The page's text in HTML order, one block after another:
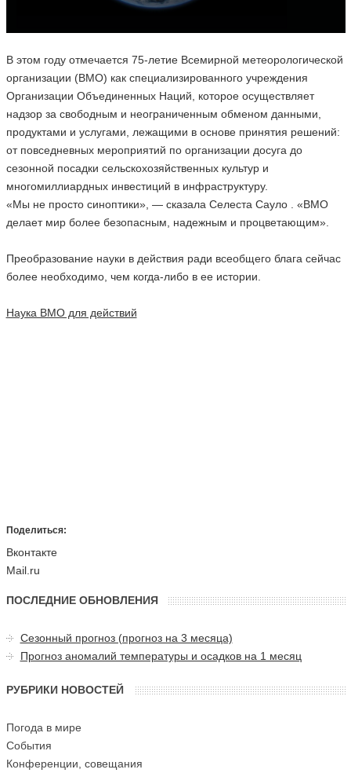
В этом году отмечается 75-летие Всемирной метеорологической
организации (ВМО) как специализированного учреждения
Организации Объединенных Наций, которое осуществляет
надзор за свободным и неограниченным обменом данными,
продуктами и услугами, лежащими в основе принятия решений:
от повседневных мероприятий по организации досуга до
сезонной посадки сельскохозяйственных культур и
многомиллиардных инвестиций в инфраструктуру.
«Мы не просто синоптики», — сказала Селеста Сауло . «ВМО
делает мир более безопасным, надежным и процветающим».
Преобразование науки в действия ради всеобщего блага сейчас
более необходимо, чем когда-либо в ее истории.
Наука ВМО для действий
Поделиться:
Вконтакте
Mail.ru
ПОСЛЕДНИЕ ОБНОВЛЕНИЯ
Сезонный прогноз (прогноз на 3 месяца)
Прогноз аномалий температуры и осадков на 1 месяц
РУБРИКИ НОВОСТЕЙ
Погода в мире
События
Конференции, совещания